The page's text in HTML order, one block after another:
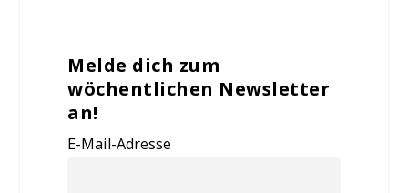
Melde dich zum
wöchentlichen Newsletter
an!
E-Mail-Adresse